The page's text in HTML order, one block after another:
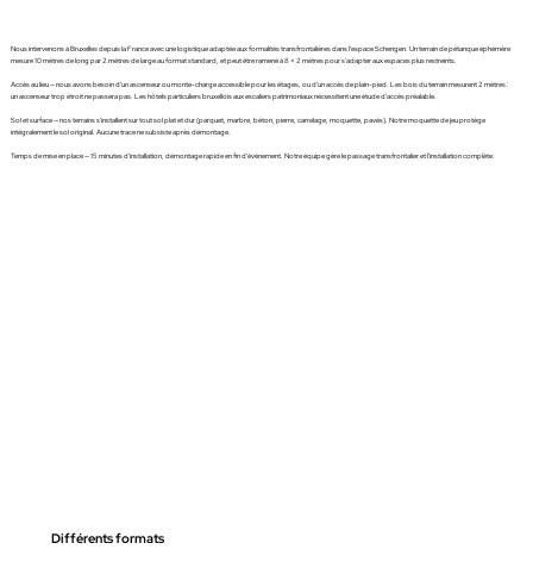
Différents formats
Nous intervenons à Bruxelles depuis la France avec une logistique adaptée aux formalités transfrontalières dans l'espace Schengen. Un terrain de pétanque éphémère
mesure 10 mètres de long par 2 mètres de large au format standard, et peut être ramené à 8 × 2 mètres pour s'adapter aux espaces plus restreints.
Accès au lieu — nous avons besoin d'un ascenseur ou monte-charge accessible pour les étages, ou d'un accès de plain-pied. Les bois du terrain mesurent 2 mètres :
un ascenseur trop étroit ne passera pas. Les hôtels particuliers bruxellois aux escaliers patrimoniaux nécessitent une étude d'accès préalable.
Sol et surface — nos terrains s'installent sur tout sol plat et dur (parquet, marbre, béton, pierre, carrelage, moquette, pavés). Notre moquette de jeu protège
intégralement le sol original. Aucune trace ne subsiste après démontage.
Temps de mise en place — 15 minutes d'installation, démontage rapide en fin d'événement. Notre équipe gère le passage transfrontalier et l'installation complète.